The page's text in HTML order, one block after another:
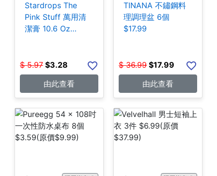
Stardrops The
Pink Stuff 萬用清
潔膏 10.6 Oz
$ 5.97 $3.28
由此查看
TINANA 不鏽鋼料
理調理盆 6個
$17.99
$ 36.99 $17.99
由此查看